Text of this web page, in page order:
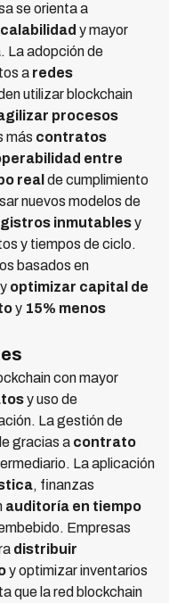
se orienta a
y mayor
La adopción de
a redes
utilizar blockchain
procesos
más contratos
entre
real de cumplimiento
nuevos modelos de
inmutablesy
y tiempos de ciclo.
basados en
y optimizar capital de
y 15% menos
con mayor
y uso de
La gestión de
gracias a contrato
La aplicación
, finanzas
auditoría en tiempo
Empresas
distribuir
y optimizar inventarios
que la red blockchain